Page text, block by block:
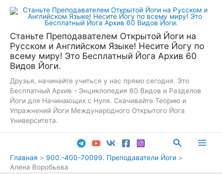
Перейти
Станьте Преподавателем Открытой Йоги на
Русском и Английском Языке! Несите Йогу по
всему миру! Это Бесплатный Йога Архив 60
Видов Йоги.
Друзья, начинайте учиться у нас прямо сегодня. Это
Бесплатный Архив - Энциклопедия 60 Видов и Разделов
Йоги для Начинающих с Нуля. Скачивайте Теорию и
Упражнений Йоги Международного Открытого Йога
Университета.
Поиск
Главная
900.-400-70099. Преподаватели Йоги
Алена Воробьева